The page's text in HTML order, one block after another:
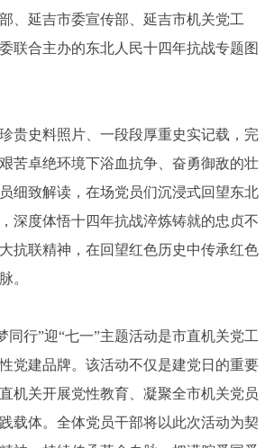
、延吉市委宣传部、延吉市机关党工
联合主办的东北人民十四年抗战专题图
史料照片、一段段厚重史实记载，完
苦卓绝环境下浴血抗争、奋勇御敌的壮
细致解读，在场党员们沉浸式回望东北
深度体悟十四年抗战淬炼铸就的忠贞不
抗联精神，在回望红色历史中传承红色
。
行”迎“七一”主题活动是市直机关党工
党建品牌。该活动不仅是建党日的重要
机关开展党性教育、凝聚全市机关党员
载体。全体党员干部将以此次活动为契